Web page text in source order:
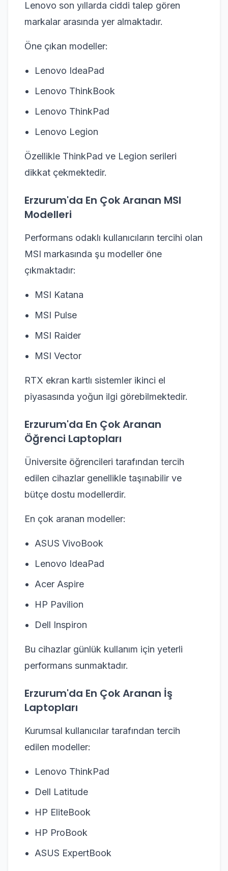
Lenovo son yıllarda ciddi talep gören
markalar arasında yer almaktadır.
Öne çıkan modeller:
Lenovo IdeaPad
Lenovo ThinkBook
Lenovo ThinkPad
Lenovo Legion
Özellikle ThinkPad ve Legion serileri
dikkat çekmektedir.
Erzurum'da En Çok Aranan MSI
Modelleri
Performans odaklı kullanıcıların tercihi olan
MSI markasında şu modeller öne
çıkmaktadır:
MSI Katana
MSI Pulse
MSI Raider
MSI Vector
RTX ekran kartlı sistemler ikinci el
piyasasında yoğun ilgi görebilmektedir.
Erzurum'da En Çok Aranan
Öğrenci Laptopları
Üniversite öğrencileri tarafından tercih
edilen cihazlar genellikle taşınabilir ve
bütçe dostu modellerdir.
En çok aranan modeller:
ASUS VivoBook
Lenovo IdeaPad
Acer Aspire
HP Pavilion
Dell Inspiron
Bu cihazlar günlük kullanım için yeterli
performans sunmaktadır.
Erzurum'da En Çok Aranan İş
Laptopları
Kurumsal kullanıcılar tarafından tercih
edilen modeller:
Lenovo ThinkPad
Dell Latitude
HP EliteBook
HP ProBook
ASUS ExpertBook